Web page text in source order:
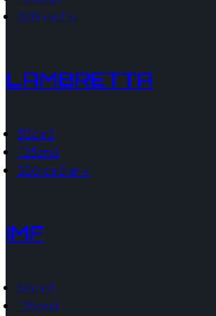
300 cm3 et +
LAMBRETTA
50cm3
125cm3
300 cm3 et +
IMF
50cm3
125cm3